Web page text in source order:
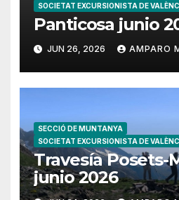
SOCIETAT EXCURSIONISTA DE
Panticosa junio
JUN 26, 2026 AMPARO
SECCIÓ DE MUNTANYA
SOCIETAT EXCURSIONISTA DE
Travesía Posets-
junio 2026